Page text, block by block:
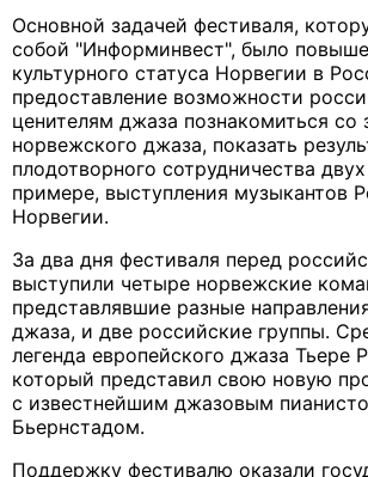
Основной задачей фестиваля,
собой "Информинвест", было
культурного статуса Норвегии в
предоставление возможности
ценителям джаза познакомиться со
норвежского джаза, показать
плодотворного сотрудничества
примере, выступления музыкантов
Норвегии.
За два дня фестиваля перед
выступили четыре норвежские
представлявшие разные
джаза, и две российские группы.
легенда европейского джаза Тьере
который представил свою новую
с известнейшим джазовым
Бьернстадом.
Поддержку фестивалю оказали